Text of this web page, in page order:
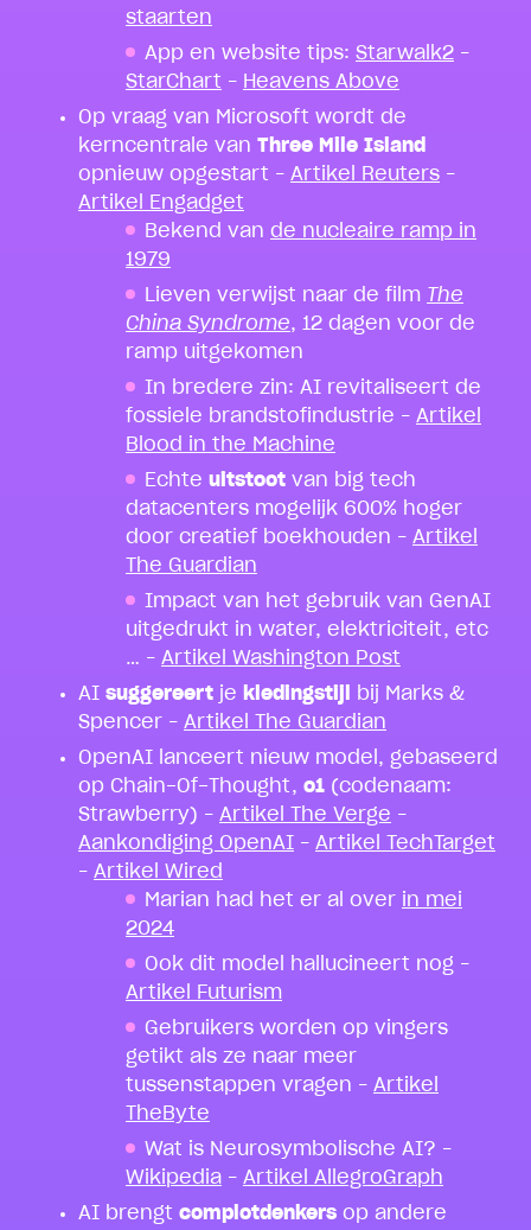
staarten
App en website tips: Starwalk2 –
StarChart – Heavens Above
Op vraag van Microsoft wordt de
kerncentrale van Three Mile Island
opnieuw opgestart – Artikel Reuters –
Artikel Engadget
Bekend van de nucleaire ramp in
1979
Lieven verwijst naar de film The
China Syndrome, 12 dagen voor de
ramp uitgekomen
In bredere zin: AI revitaliseert de
fossiele brandstofindustrie – Artikel
Blood in the Machine
Echte uitstoot van big tech
datacenters mogelijk 600% hoger
door creatief boekhouden – Artikel
The Guardian
Impact van het gebruik van GenAI
uitgedrukt in water, elektriciteit, etc
… – Artikel Washington Post
AI suggereert je kledingstijl
bij Marks &
Spencer – Artikel The Guardian
OpenAI lanceert nieuw model, gebaseerd
op Chain-Of-Thought, o1 (codenaam:
Strawberry) – Artikel The Verge –
Aankondiging OpenAI
– Artikel TechTarget
– Artikel Wired
Marian had het er al over in mei
2024
Ook dit model hallucineert nog –
Artikel Futurism
Gebruikers worden op vingers
getikt als ze naar meer
tussenstappen vragen – Artikel
TheByte
Wat is Neurosymbolische AI? –
Wikipedia – Artikel AllegroGraph
AI brengt complotdenkers op andere